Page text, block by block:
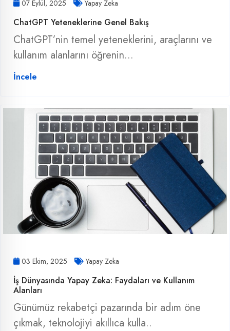
07 Eylül, 2025 Yapay Zeka
ChatGPT Yeteneklerine Genel Bakış
ChatGPT’nin temel yeteneklerini, araçlarını ve
kullanım alanlarını öğrenin...
İncele
03 Ekim, 2025 Yapay Zeka
İş Dünyasında Yapay Zeka: Faydaları ve Kullanım
Alanları
Günümüz rekabetçi pazarında bir adım öne
çıkmak, teknolojiyi akıllıca kulla..